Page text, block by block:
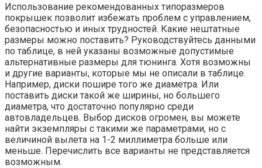
Использование рекомендованных типоразмеров
покрышек позволит избежать проблем с управлением,
безопасностью и иных трудностей. Какие нештатные
размеры можно поставить? Руководствуйтесь данными
по таблице, в ней указаны возможные допустимые
альтернативные размеры для тюнинга. Хотя возможны
и другие варианты, которые мы не описали в таблице.
Например, диски пошире того же диаметра. Или
поставить диски такой же ширины, но большего
диаметра, что достаточно популярно среди
автовладельцев. Выбор дисков огромен, вы можете
найти экземпляры с такими же параметрами, но с
величиной вылета на 1-2 миллиметра больше или
меньше. Перечислить все варианты не представляется
возможным.